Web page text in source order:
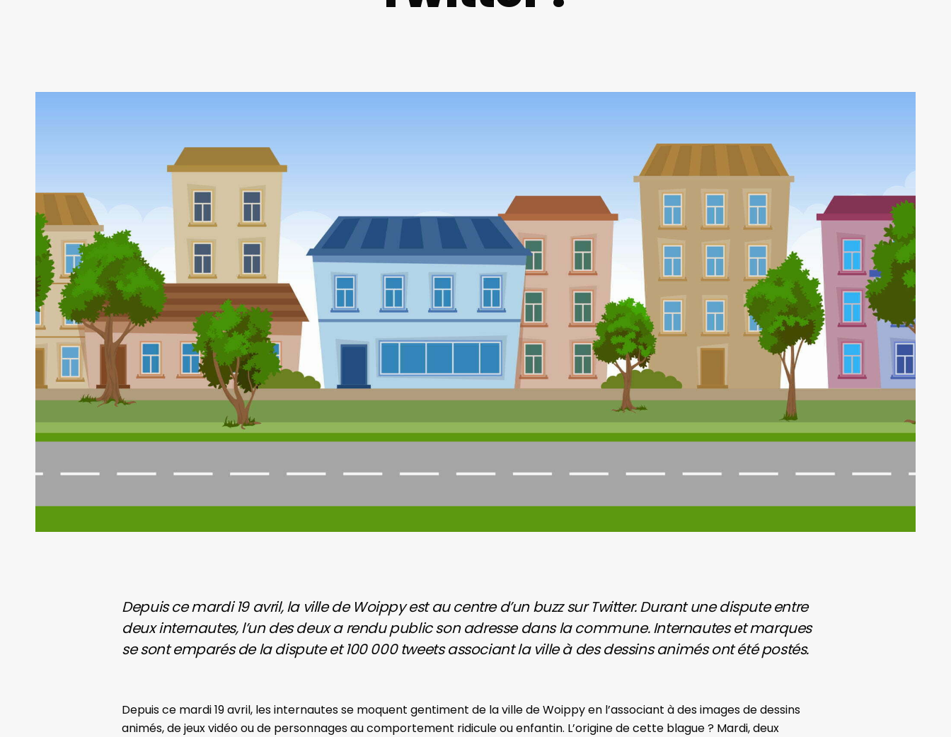
Depuis ce mardi 19 avril, la ville de Woippy est au centre d’un buzz sur Twitter. Durant une dispute entre
deux internautes, l’un des deux a rendu public son adresse dans la commune. Internautes et marques
se sont emparés de la dispute et 100 000 tweets associant la ville à des dessins animés ont été postés.
Depuis ce mardi 19 avril, les internautes se moquent gentiment de la ville de Woippyen l’associant à des images de dessins
animés, de jeux vidéo ou de personnages au comportement ridicule ou enfantin. L’origine de cette blague ? Mardi, deux